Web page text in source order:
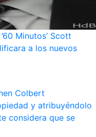
Minutos’ Scott
a los nuevos
Colbert
y atribuyéndolo
considera que se